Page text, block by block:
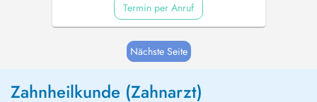
Termin per Anruf
Nächste Seite
Zahnheilkunde (Zahnarzt)